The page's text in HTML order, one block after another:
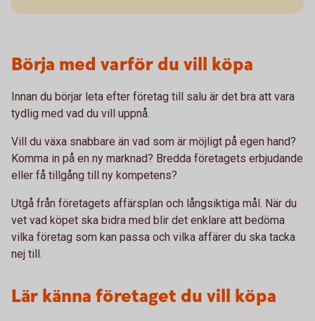
Börja med varför du vill köpa
Innan du börjar leta efter företag till salu är det bra att vara
tydlig med vad du vill uppnå.
Vill du växa snabbare än vad som är möjligt på egen hand?
Komma in på en ny marknad? Bredda företagets erbjudande
eller få tillgång till ny kompetens?
Utgå från företagets affärsplan och långsiktiga mål. När du
vet vad köpet ska bidra med blir det enklare att bedöma
vilka företag som kan passa och vilka affärer du ska tacka
nej till.
Lär känna företaget du vill köpa